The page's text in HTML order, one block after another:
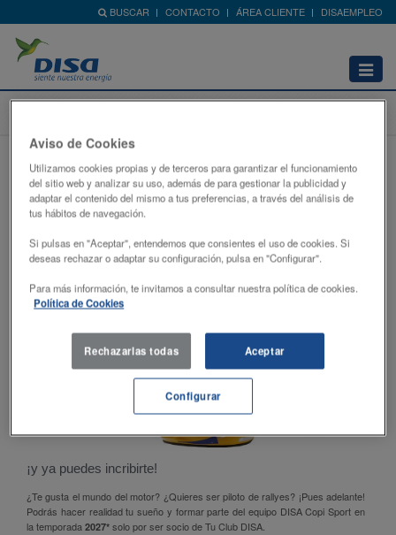
BUSCAR CONTACTO ÁREA CLIENTE DISAEMPLEO
Abrir
menú
¡Nueva edición del Programa de pilotos
DISA Copi Sport!
martes, 10 de marzo de 2026
¡y ya puedes incribirte!
¿Te gusta el mundo del motor? ¿Quieres ser piloto de rallyes? ¡Pues adelante!
Podrás hacer realidad tu sueño y formar parte del equipo DISA Copi Sport en
la temporada 2027* solo por ser socio de Tu Club DISA.
Aviso de Cookies
Utilizamos cookies propias y de terceros para garantizar el funcionamiento
del sitio web y analizar su uso, además de para gestionar la publicidad y
adaptar el contenido del mismo a tus preferencias, a través del análisis de
tus hábitos de navegación.
Si pulsas en "Aceptar", entendemos que consientes el uso de cookies. Si
deseas rechazar o adaptar su configuración, pulsa en "Configurar".
Para más información, te invitamos a consultar nuestra política de cookies.
Política de Cookies
Rechazarlas todas Aceptar
Configurar